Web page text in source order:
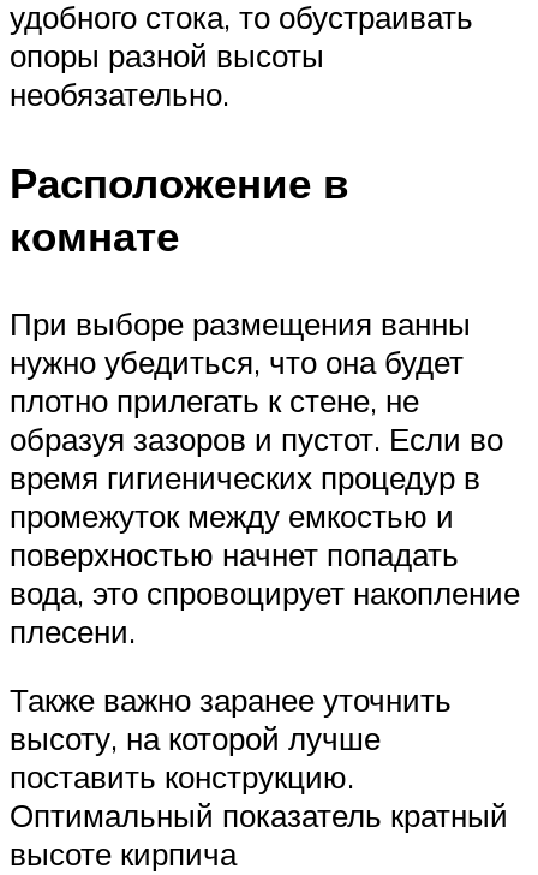
удобного стока, то обустраивать
опоры разной высоты
необязательно.
Расположение в
комнате
При выборе размещения ванны
нужно убедиться, что она будет
плотно прилегать к стене, не
образуя зазоров и пустот. Если во
время гигиенических процедур в
промежуток между емкостью и
поверхностью начнет попадать
вода, это спровоцирует накопление
плесени.
Также важно заранее уточнить
высоту, на которой лучше
поставить конструкцию.
Оптимальный показатель кратный
высоте кирпича